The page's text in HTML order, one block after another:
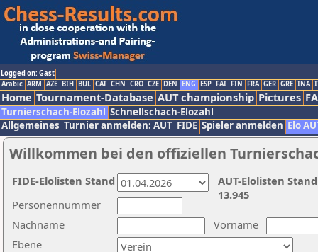
Logged on: Gast
Arabic ARM AZE BIH BUL CAT CHN CRO CZE DEN ENG ESP FAI FIN FRA GER GRE INA
Home Tournament-Database AUT championship Pictures
Turnierschach-Elozahl Schnellschach-Elozahl
Allgemeines Turnier anmelden: AUT FIDE Spieler anmelden Elo
Willkommen bei den offiziellen
Nachname
Vorname
Ebene
Personennummer
AUT-Elolisten
13.945
FIDE-Elolisten Stand